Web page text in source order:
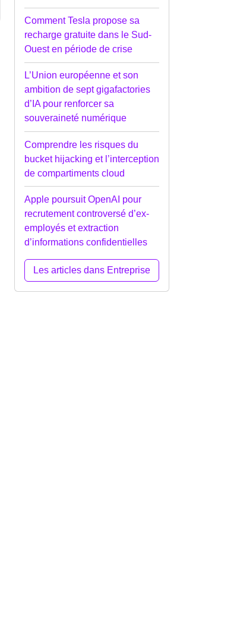
Comment Tesla propose sa
recharge gratuite dans le Sud-
Ouest en période de crise
L’Union européenne et son
ambition de sept gigafactories
d’IA pour renforcer sa
souveraineté numérique
Comprendre les risques du
bucket hijacking et l’interception
de compartiments cloud
Apple poursuit OpenAI pour
recrutement controversé d’ex-
employés et extraction
d’informations confidentielles
Les articles dans Entreprise